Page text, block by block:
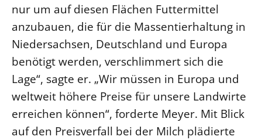
nur um auf diesen Flächen Futtermittel
anzubauen, die für die Massentierhaltung in
Niedersachsen, Deutschland und Europa
benötigt werden, verschlimmert sich die
Lage“, sagte er. „Wir müssen in Europa und
weltweit höhere Preise für unsere Landwirte
erreichen können“, forderte Meyer. Mit Blick
auf den Preisverfall bei der Milch plädierte